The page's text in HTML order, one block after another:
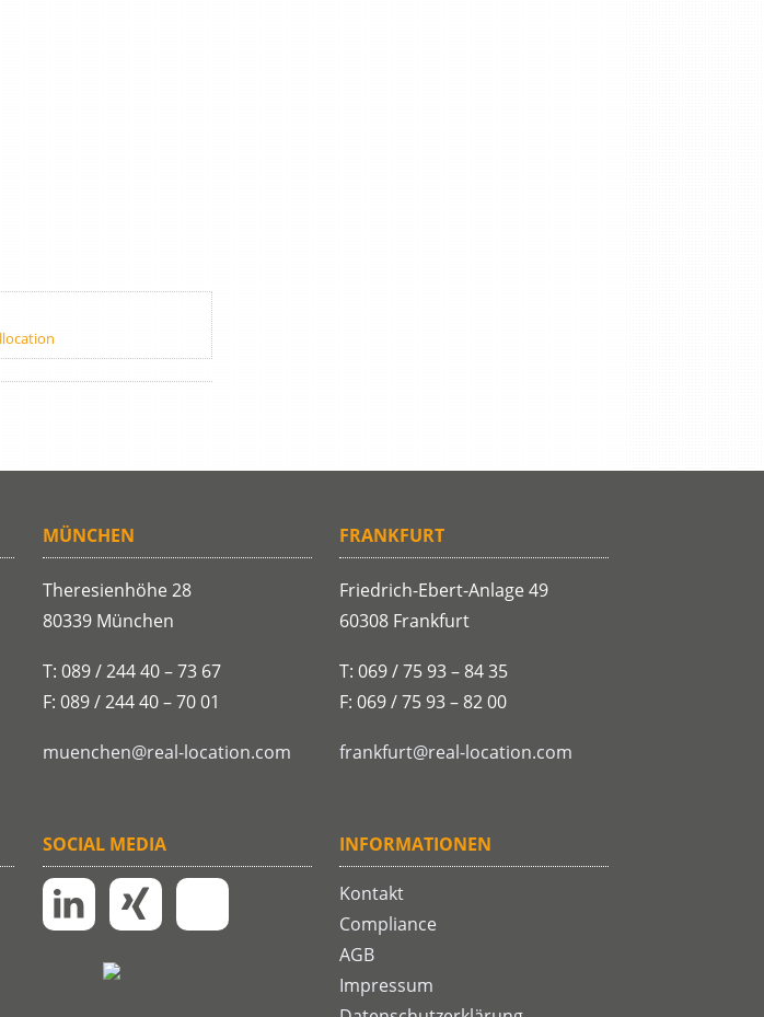
MÜNCHEN
Theresienhöhe 28
80339 München
T: 089 / 244 40 – 73 67
F: 089 / 244 40 – 70 01
muenchen@real-location.com
SOCIAL MEDIA
FRANKFURT
Friedrich-Ebert-Anlage 49
60308 Frankfurt
T: 069 / 75 93 – 84 35
F: 069 / 75 93 – 82 00
frankfurt@real-location.com
INFORMATIONEN
Kontakt
Compliance
AGB
Impressum